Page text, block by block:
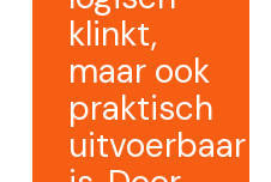
klinkt,
maar ook
praktisch
uitvoerbaar